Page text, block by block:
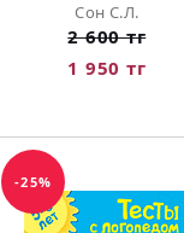
Сон С.Л.
2 600 тг
1 950 тг
-25%